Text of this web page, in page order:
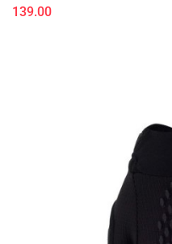
139.00